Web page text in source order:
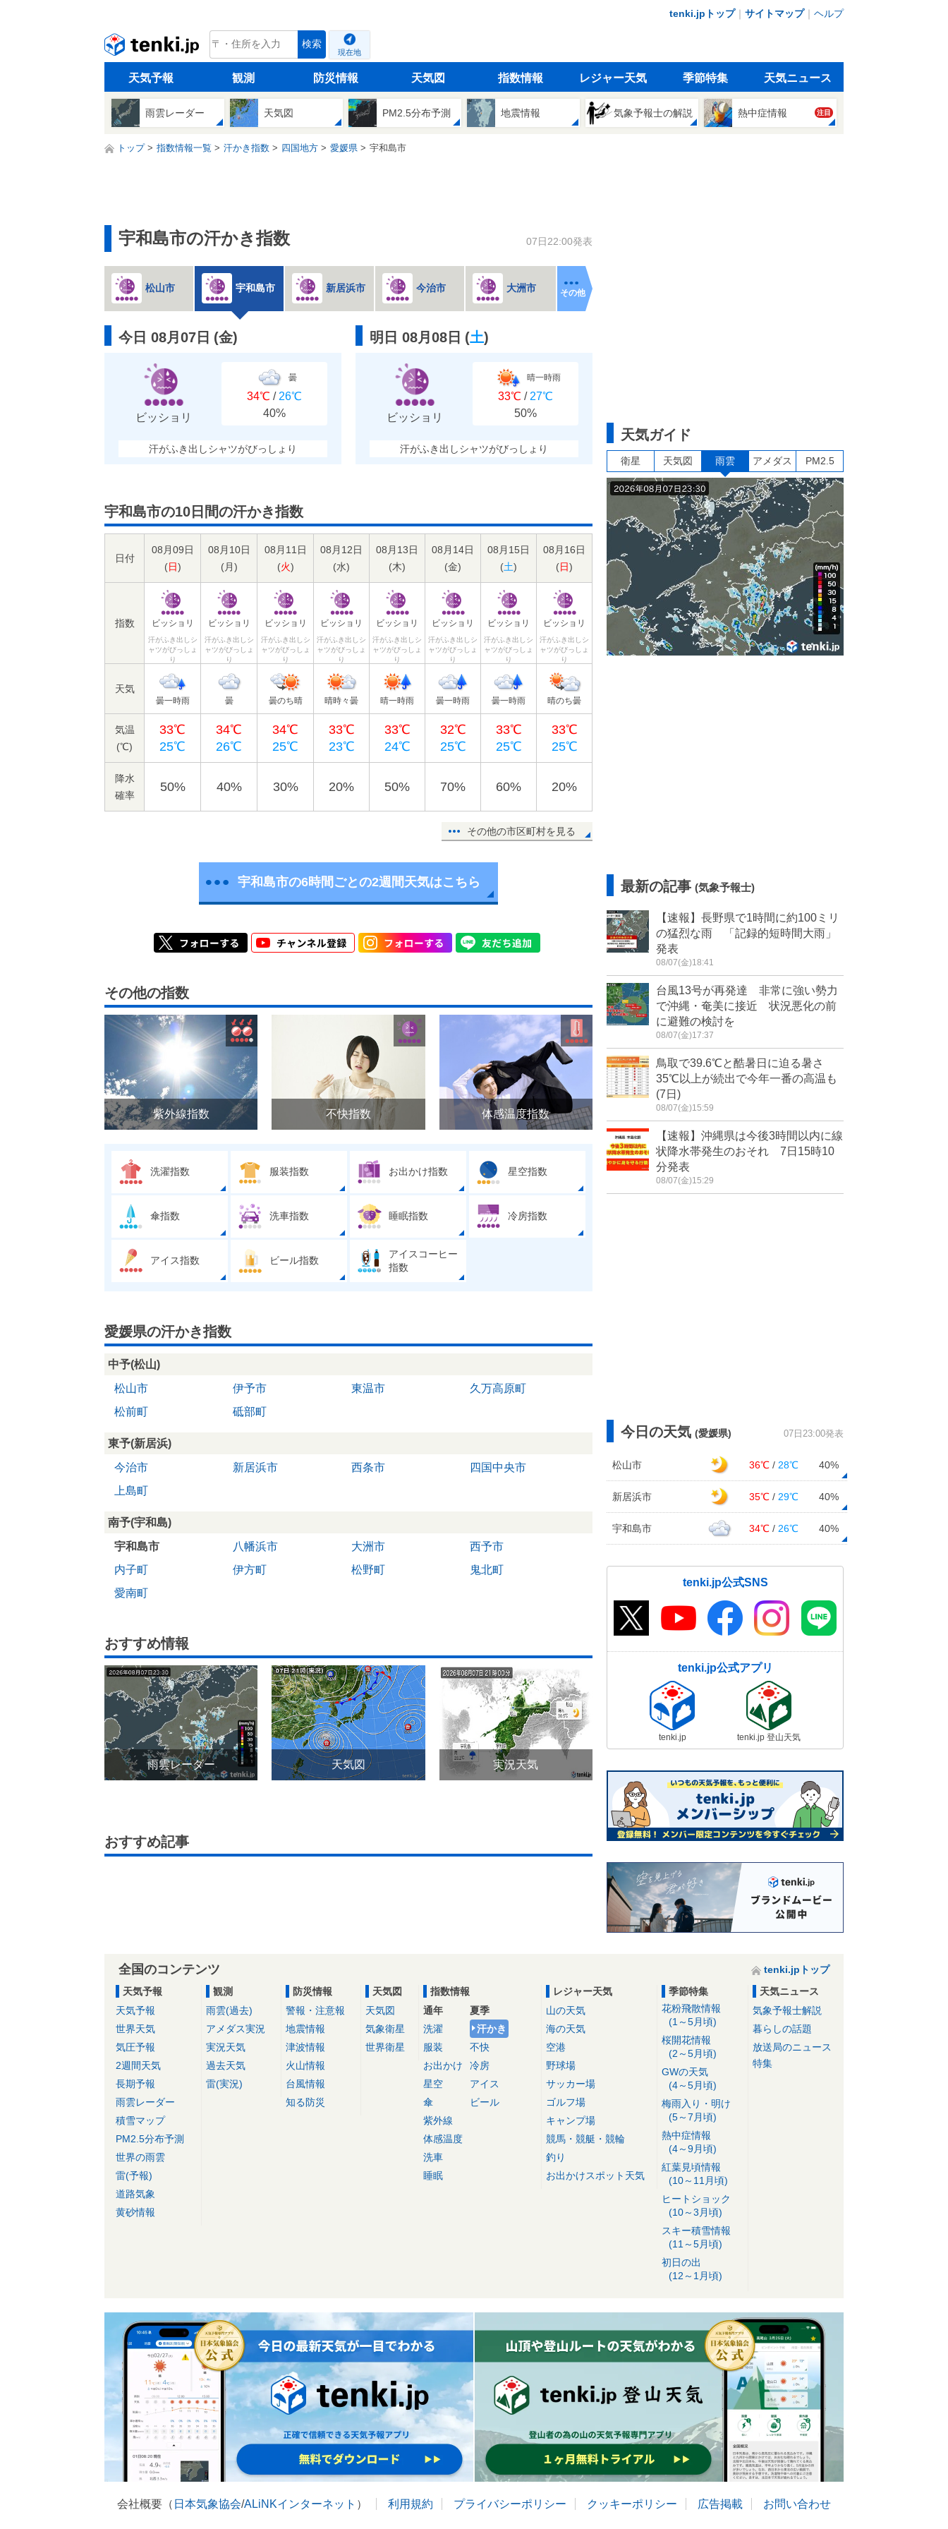
tenki.jpトップ｜ サイトマップ｜ ヘルプ
tenki.jp 検索
現在地
天気予報 観測 防災情報 天気図 指数情報 レジャー天気 季節特集 天気ニュース
雨雲レーダー 天気図 PM2.5分布予測 地震情報 気象予報士の解説 熱中症情報 注目
トップ 指数情報一覧 汗かき指数 四国地方 愛媛県 宇和島市
宇和島市の汗かき指数 07日22:00発表
松山市 宇和島市 新居浜市 今治市 大洲市 その他
今日 08月07日 (金)
ビッショリ
曇
34℃ / 26℃
40%
汗がふき出しシャツがびっしょり
明日 08月08日 (土)
ビッショリ
晴一時雨
33℃ / 27℃
50%
汗がふき出しシャツがびっしょり
宇和島市の10日間の汗かき指数
日付
08月09日
(日)
08月10日
(月)
08月11日
(火)
08月12日
(水)
08月13日
(木)
08月14日
(金)
08月15日
(土)
08月16日
(日)
指数 ビッショリ
汗がふき出しシ
ャツがびっしょ
り
ビッショリ
汗がふき出しシ
ャツがびっしょ
り
ビッショリ
汗がふき出しシ
ャツがびっしょ
り
ビッショリ
汗がふき出しシ
ャツがびっしょ
り
ビッショリ
汗がふき出しシ
ャツがびっしょ
り
ビッショリ
汗がふき出しシ
ャツがびっしょ
り
ビッショリ
汗がふき出しシ
ャツがびっしょ
り
ビッショリ
汗がふき出しシ
ャツがびっしょ
り
天気
曇一時雨 曇 曇のち晴 晴時々曇 晴一時雨 曇一時雨 曇一時雨 晴のち曇
気温
(℃)
33℃
25℃
34℃
26℃
34℃
25℃
33℃
23℃
33℃
24℃
32℃
25℃
33℃
25℃
33℃
25℃
降水
確率
50% 40% 30% 20% 50% 70% 60% 20%
その他の市区町村を見る
宇和島市の6時間ごとの2週間天気はこちら
その他の指数
紫外線指数 不快指数 体感温度指数
洗濯指数 服装指数 お出かけ指数 星空指数
傘指数 洗車指数 睡眠指数 冷房指数
アイス指数 ビール指数
アイスコーヒー
指数
愛媛県の汗かき指数
中予(松山)
松山市
伊予市 東温市
久万高原町
松前町
砥部町
東予(新居浜)
今治市
新居浜市 西条市
四国中央市
上島町
南予(宇和島)
宇和島市
八幡浜市 大洲市
西予市
内子町
伊方町 松野町
鬼北町
愛南町
おすすめ情報
雨雲レーダー 天気図 実況天気
おすすめ記事
天気ガイド
衛星 天気図 雨雲 アメダス PM2.5
最新の記事 (気象予報士)
【速報】長野県で1時間に約100ミリ
の猛烈な雨 「記録的短時間大雨」
発表
08/07(金)18:41
台風13号が再発達 非常に強い勢力
で沖縄・奄美に接近 状況悪化の前
に避難の検討を
08/07(金)17:37
鳥取で39.6℃と酷暑日に迫る暑さ
35℃以上が続出で今年一番の高温も
(7日)
08/07(金)15:59
【速報】沖縄県は今後3時間以内に線
状降水帯発生のおそれ 7日15時10
分発表
08/07(金)15:29
今日の天気 (愛媛県) 07日23:00発表
松山市 36℃ / 28℃ 40%
新居浜市 35℃ / 29℃ 40%
宇和島市 34℃ / 26℃ 40%
tenki.jp公式SNS
tenki.jp公式アプリ
tenki.jp tenki.jp 登山天気
全国のコンテンツ
tenki.jpトップ
天気予報
天気予報
世界天気
気圧予報
2週間天気
長期予報
雨雲レーダー
積雪マップ
PM2.5分布予測
世界の雨雲
雷(予報)
道路気象
黄砂情報
観測
雨雲(過去)
アメダス実況
実況天気
過去天気
雷(実況)
防災情報
警報・注意報
地震情報
津波情報
火山情報
台風情報
知る防災
天気図
天気図
気象衛星
世界衛星
指数情報
通年
洗濯
服装
お出かけ
星空
傘
紫外線
体感温度
洗車
睡眠
夏季
汗かき
不快
冷房
アイス
ビール
レジャー天気
山の天気
海の天気
空港
野球場
サッカー場
ゴルフ場
キャンプ場
競馬・競艇・競輪
釣り
お出かけスポット天気
季節特集
花粉飛散情報
(1～5月頃)
桜開花情報
(2～5月頃)
GWの天気
(4～5月頃)
梅雨入り・明け
(5～7月頃)
熱中症情報
(4～9月頃)
紅葉見頃情報
(10～11月頃)
ヒートショック
(10～3月頃)
スキー積雪情報
(11～5月頃)
初日の出
(12～1月頃)
天気ニュース
気象予報士解説
暮らしの話題
放送局のニュース
特集
会社概要（ 日本気象協会/ALiNKインターネット ） 利用規約 プライバシーポリシー クッキーポリシー 広告掲載 お問い合わせ